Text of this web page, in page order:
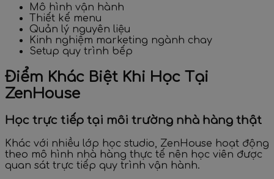
Mô hình vận hành
Thiết kế menu
Quản lý nguyên liệu
Kinh nghiệm marketing ngành chay
Setup quy trình bếp
Điểm Khác Biệt Khi Học Tại
ZenHouse
Học trực tiếp tại môi trường nhà hàng thật
Khác với nhiều lớp học studio, ZenHouse hoạt động
theo mô hình nhà hàng thực tế nên học viên được
quan sát trực tiếp quy trình vận hành.